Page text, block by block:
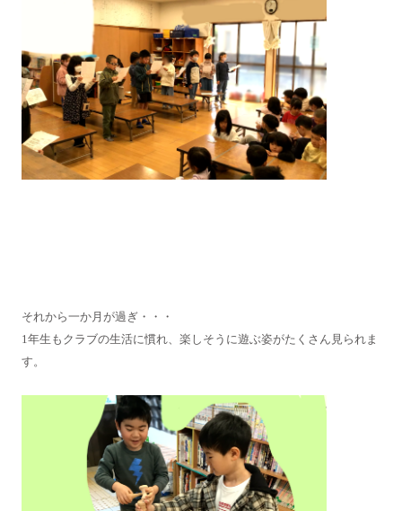
それから一か月が過ぎ・・・
1年生もクラブの生活に慣れ、楽しそうに遊ぶ姿がたくさん見られま
す。